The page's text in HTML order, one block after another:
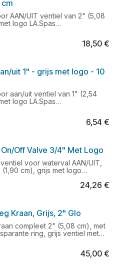
wijkt af, dit wisselstuk
heeft een transparante ring
AAN/UIT ventiel van 2" (5,08
logo LA.Spas
: 14 cm
met PTPL-40165
18,50€
uit 1" - grijs met logo - 10
aan/uit ventiel van 1" (2,54
logo LA.Spas
10 cm
met PTPL-40163 en PTPL-6,54 €
Off Valve 3/4" Met Logo
voor waterval AAN/UIT,
cm), grijs met logo
ring : art. PTPL-40163LHendel
24,26 €
Kraan, Grijs, 2" Glo
compleet 2" (5,08 cm), met
ring, grijs ventiel met
45,00€